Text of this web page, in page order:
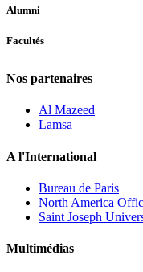
Alumni
Facultés
Nos partenaires
Al Mazeed
Lamsa
A l'International
Bureau de Paris
North America
Saint Joseph
Multimédias